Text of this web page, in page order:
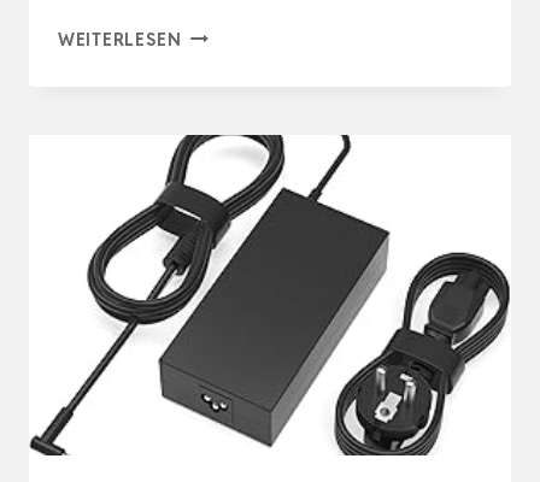
WEITERLESEN ANSMANN
3-
12V
MAX.
300MA
MAX.
3.6W,
SCHALTNETZTEIL
LADEGERÄT